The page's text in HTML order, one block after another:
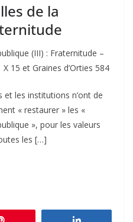
de la
(III) : Fraternitude –
15 et Graines d’Orties 584
et les institutions n’ont de
« restaurer » les «
», pour les valeurs
les […]